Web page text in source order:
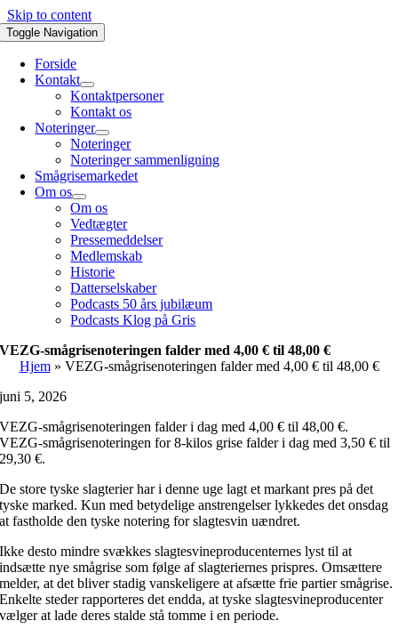
Skip to content
Toggle Navigation
Forside
Kontakt
Kontaktpersoner
Kontakt os
Noteringer
Noteringer
Noteringer sammenligning
Smågrisemarkedet
Om os
Om os
Vedtægter
Pressemeddelser
Medlemskab
Historie
Datterselskaber
Podcasts 50 års jubilæum
Podcasts Klog på Gris
VEZG-smågrisenoteringen falder med 4,00 € til 48,00 €
Hjem» VEZG-smågrisenoteringen falder med 4,00 € til 48,00 €
juni 5, 2026
VEZG-smågrisenoteringen falder i dag med 4,00 € til 48,00 €.
VEZG-smågrisenoteringen for 8-kilos grise falder i dag med 3,50 € til
29,30 €.
De store tyske slagterier har i denne uge lagt et markant pres på det
tyske marked. Kun med betydelige anstrengelser lykkedes det onsdag
at fastholde den tyske notering for slagtesvin uændret.
Ikke desto mindre svækkes slagtesvineproducenternes lyst til at
indsætte nye smågrise som følge af slagteriernes prispres. Omsættere
melder, at det bliver stadig vanskeligere at afsætte frie partier smågrise.
Enkelte steder rapporteres det endda, at tyske slagtesvineproducenter
vælger at lade deres stalde stå tomme i en periode.